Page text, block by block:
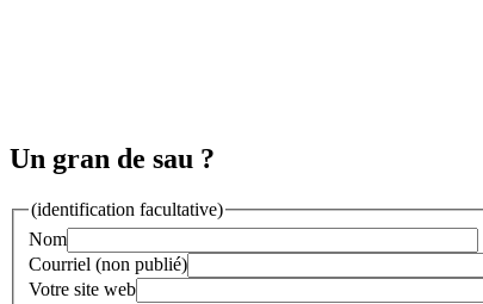
Un gran de sau ?
(identification facultative)
Nom
Courriel (non publié)
Votre site web